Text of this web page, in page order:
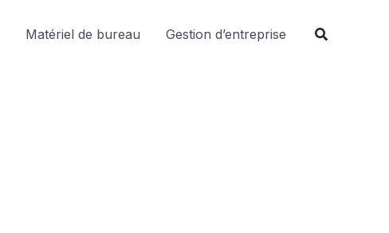
Matériel de bureau Gestion d’entreprise
e